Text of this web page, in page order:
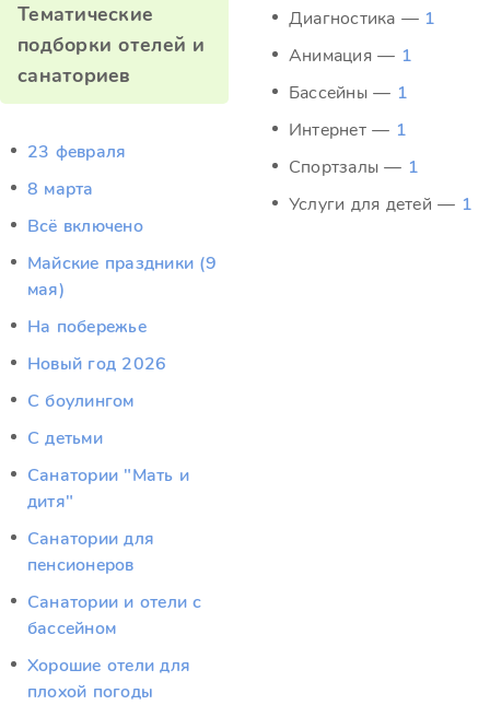
Тематические
подборки отелей и
санаториев
23 февраля
8 марта
Всё включено
Майские праздники (9
мая)
На побережье
Новый год 2026
С боулингом
С детьми
Санатории "Мать и
дитя"
Санатории для
пенсионеров
Санатории и отели с
бассейном
Хорошие отели для
плохой погоды
Диагностика — 1
Анимация — 1
Бассейны — 1
Интернет — 1
Спортзалы — 1
Услуги для детей — 1